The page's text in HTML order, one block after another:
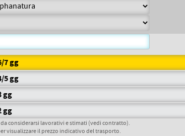
7 gg
5 gg
gg
gg
considerarsi lavorativi e stimati (vedi contratto).
visualizzare il prezzo indicativo del trasporto.